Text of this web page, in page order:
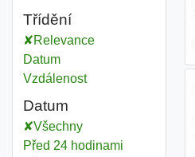
Třídění
Relevance
Datum
Vzdálenost
Datum
Všechny
Před 24 hodinami